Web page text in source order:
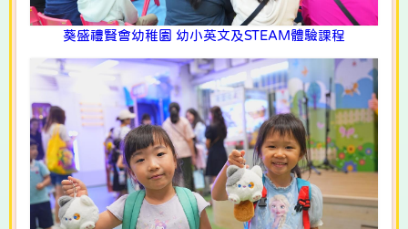
葵盛禮賢會幼稚園 幼小英文及STEAM體驗課程